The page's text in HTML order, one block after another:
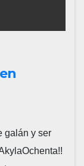
galán y ser